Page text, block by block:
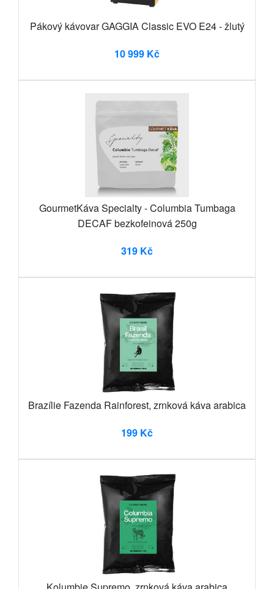
Pákový kávovar GAGGIA Classic EVO E24 - žlutý
10 999 Kč
GourmetKáva Specialty - Columbia Tumbaga
DECAF bezkofeinová 250g
319 Kč
Brazílie Fazenda Rainforest, zrnková káva arabica
199 Kč